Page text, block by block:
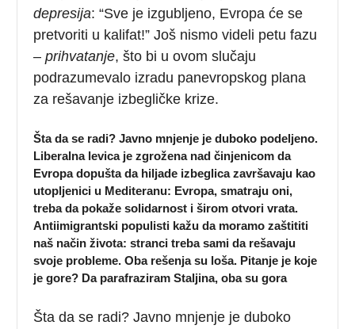
depresija: “Sve je izgubljeno, Evropa će se
pretvoriti u kalifat!” Još nismo videli petu fazu
–prihvatanje, što bi u ovom slučaju
podrazumevalo izradu panevropskog plana
za rešavanje izbegličke krize.
Šta da se radi? Javno mnjenje je duboko podeljeno.
Liberalna levica je zgrožena nad činjenicom da
Evropa dopušta da hiljade izbeglica završavaju kao
utopljenici u Mediteranu: Evropa, smatraju oni,
treba da pokaže solidarnost i širom otvori vrata.
Antiimigrantski populisti kažu da moramo zaštititi
naš način života: stranci treba sami da rešavaju
svoje probleme. Oba rešenja su loša. Pitanje je koje
je gore? Da parafraziram Staljina, oba su gora
Šta da se radi? Javno mnjenje je duboko